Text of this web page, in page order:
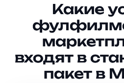
Какие
входят в
пакет в